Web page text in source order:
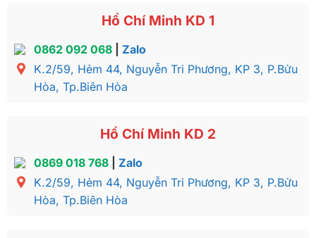
Hồ Chí Minh KD 1
0862 092 068| Zalo
K.2/59, Hẻm 44, Nguyễn Tri Phương, KP 3, P.Bửu
Hòa, Tp.Biên Hòa
Hồ Chí Minh KD 2
0869 018 768| Zalo
K.2/59, Hẻm 44, Nguyễn Tri Phương, KP 3, P.Bửu
Hòa, Tp.Biên Hòa